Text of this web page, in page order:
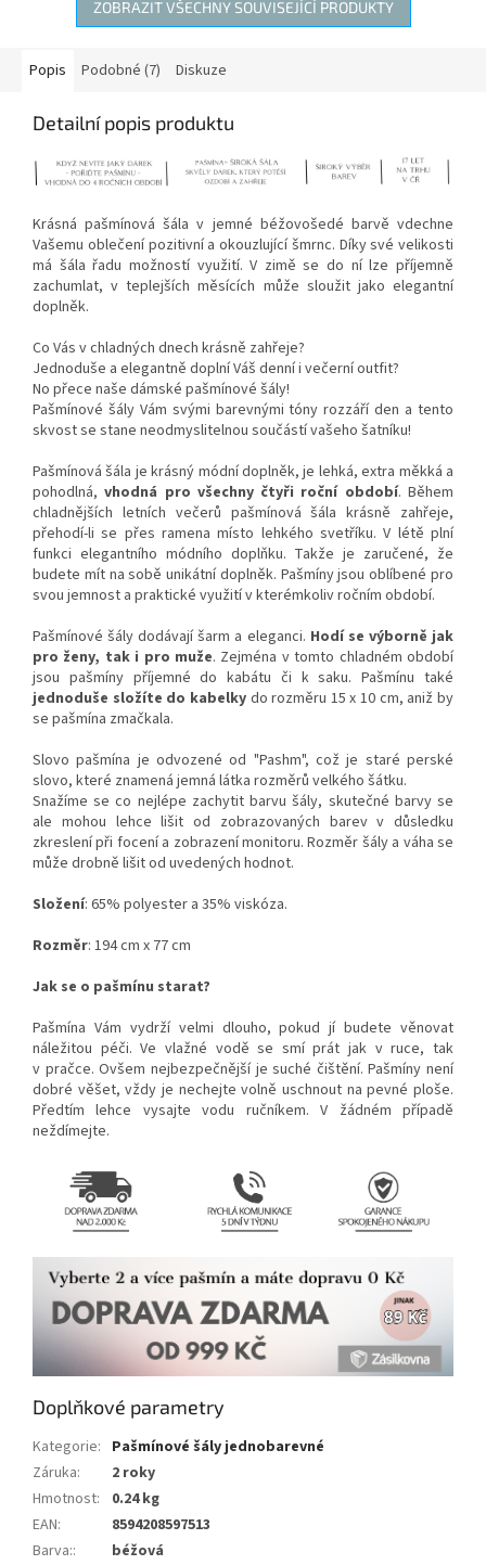
ZOBRAZIT VŠECHNY SOUVISEJÍCÍ PRODUKTY
Popis Podobné (7) Diskuze
Detailní popis produktu
Krásná pašmínová šála v jemné béžovošedé barvě vdechne
Vašemu oblečení pozitivní a okouzlující šmrnc. Díky své velikosti
má šála řadu možností využití. V zimě se do ní lze příjemně
zachumlat, v teplejších měsících může sloužit jako elegantní
doplněk.
Co Vás v chladných dnech krásně zahřeje?
Jednoduše a elegantně doplní Váš denní i večerní outfit?
No přece naše dámské pašmínové šály!
Pašmínové šály Vám svými barevnými tóny rozzáří den a tento
skvost se stane neodmyslitelnou součástí vašeho šatníku!
Pašmínová šála je krásný módní doplněk, je lehká, extra měkká a
pohodlná,vhodná pro všechny čtyři roční období. Během
chladnějších letních večerů pašmínová šála krásně zahřeje,
přehodí-li se přes ramena místo lehkého svetříku. V létě plní
funkci elegantního módního doplňku. Takže je zaručené, že
budete mít na sobě unikátní doplněk. Pašmíny jsou oblíbené pro
svou jemnost a praktické využití v kterémkoliv ročním období.
Pašmínové šály dodávají šarm a eleganci. Hodí se výborně jak
pro ženy, tak i pro muže. Zejména v tomto chladném období
jsou pašmíny příjemné do kabátu či k saku.Pašmínu také
jednoduše složíte do kabelkydo rozměru 15 x 10 cm, aniž by
se pašmína zmačkala.
Slovo pašmína je odvozené od "Pashm", což je staré perské
slovo, které znamená jemná látka rozměrů velkého šátku.
Snažíme se co nejlépe zachytit barvu šály, skutečné barvy se
ale mohou lehce lišit od zobrazovaných barev v důsledku
zkreslení při focení a zobrazení monitoru.Rozměr šály a váha se
může drobně lišit od uvedených hodnot.
Složení: 65% polyester a 35% viskóza.
Rozměr: 194 cm x 77 cm
Jak se o pašmínu starat?
Pašmína Vám vydrží velmi dlouho, pokud jí budete věnovat
náležitou péči. Ve vlažné vodě se smí prát jak v ruce, tak
v pračce. Ovšem nejbezpečnější je suché čištění. Pašmíny není
dobré věšet, vždy je nechejte volně uschnout na pevné ploše.
Předtím lehce vysajte vodu ručníkem. V žádném případě
neždímejte.
Doplňkové parametry
Kategorie: Pašmínové šály jednobarevné
Záruka:
2 roky
Hmotnost:
0.24 kg
EAN:
8594208597513
Barva::
béžová